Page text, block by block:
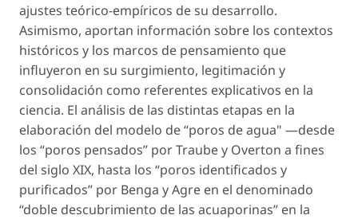
ajustes teórico-empíricos de su desarrollo.
Asimismo, aportan información sobre los contextos
históricos y los marcos de pensamiento que
influyeron en su surgimiento, legitimación y
consolidación como referentes explicativos en la
ciencia. El análisis de las distintas etapas en la
elaboración del modelo de “poros de agua" —desde
los “poros pensados” por Traube y Overton a fines
del siglo XIX, hasta los “poros identificados y
purificados” por Benga y Agre en el denominado
“doble descubrimiento de las acuaporinas” en la